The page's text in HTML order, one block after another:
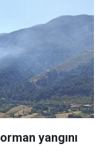
yangını